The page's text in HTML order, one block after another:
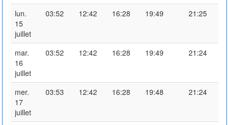
lun.
15
juillet
03:52 12:42 16:28 19:49 21:25
mar.
16
juillet
03:52 12:42 16:28 19:49 21:24
mer.
17
juillet
03:53 12:42 16:28 19:48 21:24